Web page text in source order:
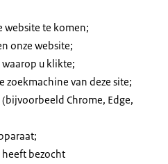
website te komen;
onze website;
u klikte;
zoekmachine van deze site;
Chrome, Edge,
heeft bezocht